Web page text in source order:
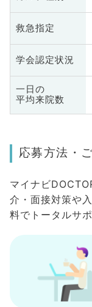
救急指定
学会認定状況
一日の
平均来院数
応募方法・
マイナビ
介・面接対策や
料でトータルサ